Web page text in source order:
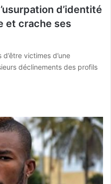
d’identité
et crache ses
victimes d’une
déclinements des profils